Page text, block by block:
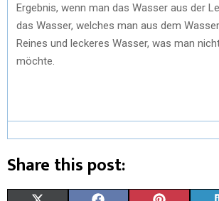
Ergebnis, wenn man das Wasser aus der
das Wasser, welches man aus dem
Reines und leckeres Wasser, was man
möchte.
Share this post: